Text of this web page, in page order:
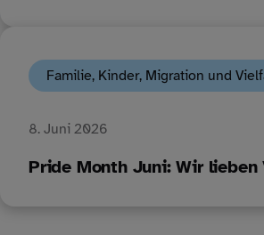
Familie, Kinder, Migration und
8. Juni 2026
Pride Month Juni: Wir